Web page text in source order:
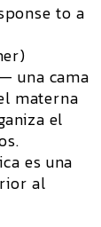
to a
una cama
materna
el
es una
al